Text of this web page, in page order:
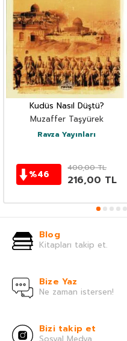
Kudüs Nasıl Düştü?
Muzaffer Taşyürek
Ravza Yayınları
%46
400,00TL
216,00 TL
Blog
Kitapları takip et.
Bize Yaz
Ne zaman istersen!
Bizi takip et
Sosyal Medya